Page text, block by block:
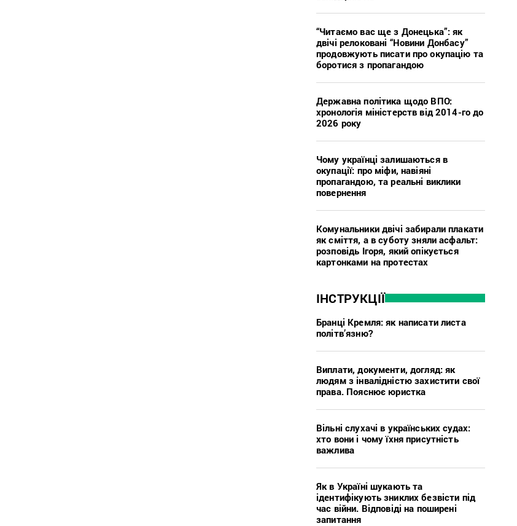
“Читаємо вас ще з Донецька”: як
двічі релоковані “Новини Донбасу”
продовжують писати про окупацію та
боротися з пропагандою
Державна політика щодо ВПО:
хронологія міністерств від 2014-го до
2026 року
Чому українці залишаються в
окупації: про міфи, навіяні
пропагандою, та реальні виклики
повернення
Комунальники двічі забирали плакати
як сміття, а в суботу зняли асфальт:
розповідь Ігоря, який опікується
картонками на протестах
ІНСТРУКЦІЇ
Бранці Кремля: як написати листа
політв’язню?
Виплати, документи, догляд: як
людям з інвалідністю захистити свої
права. Пояснює юристка
Вільні слухачі в українських судах:
хто вони і чому їхня присутність
важлива
Як в Україні шукають та
ідентифікують зниклих безвісти під
час війни. Відповіді на поширені
запитання